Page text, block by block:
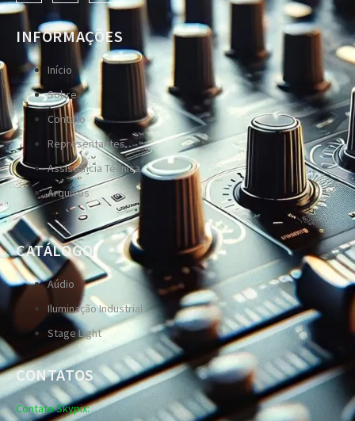
INFORMAÇÕES
Início
Sobre
Contato
Representantes
Assistência Técnica
Arquivos
CATÁLOGO
Aúdio
Iluminação Industrial
Stage Light
CONTATOS
Contato Skypix: